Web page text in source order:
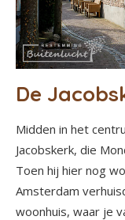
De
Midden in het
Jacobskerk, die
Toen hij hier nog
Amsterdam
woonhuis, waar je